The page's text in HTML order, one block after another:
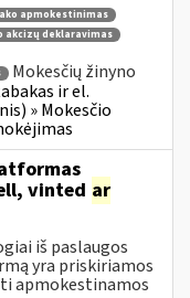
apmokestinimas
deklaravimas
Mokesčių žinyno
ir el.
» Mokesčio
vinted ar
iš paslaugos
yra priskiriamos
apmokestinamos